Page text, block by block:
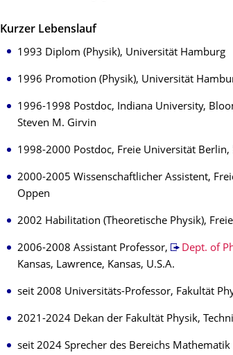
Kurzer Lebenslauf
1993 Diplom (Physik), Universität Hamburg
1996 Promotion (Physik), Universität
1996-1998 Postdoc, Indiana University,
Steven M. Girvin
1998-2000 Postdoc, Freie Universität
2000-2005 Wissenschaftlicher Assistent,
Oppen
2002 Habilitation (Theoretische Physik),
2006-2008 Assistant Professor, Dept. of
Kansas, Lawrence, Kansas, U.S.A.
seit 2008 Universitäts-Professor, Fakultät
2021-2024 Dekan der Fakultät Physik,
seit 2024 Sprecher des Bereichs